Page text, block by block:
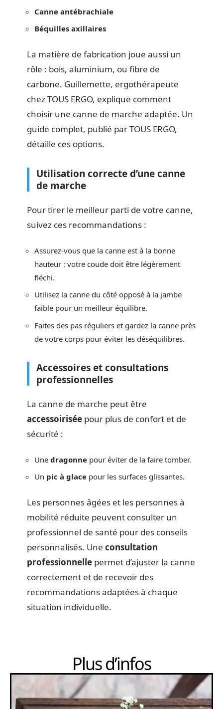
Canne antébrachiale
Béquilles axillaires
La matière de fabrication joue aussi un
rôle : bois, aluminium, ou fibre de
carbone. Guillemette, ergothérapeute
chez TOUS ERGO, explique comment
choisir une canne de marche adaptée. Un
guide complet, publié par TOUS ERGO,
détaille ces options.
Utilisation correcte d’une canne
de marche
Pour tirer le meilleur parti de votre canne,
suivez ces recommandations :
Assurez-vous que la canne est à la bonne
hauteur : votre coude doit être légèrement
fléchi.
Utilisez la canne du côté opposé à la jambe
faible pour un meilleur équilibre.
Faites des pas réguliers et gardez la canne près
de votre corps pour éviter les déséquilibres.
Accessoires et consultations
professionnelles
La canne de marche peut être
accessoirisée pour plus de confort et de
sécurité :
Une dragonne pour éviter de la faire tomber.
Un pic à glace pour les surfaces glissantes.
Les personnes âgées et les personnes à
mobilité réduite peuvent consulter un
professionnel de santé pour des conseils
personnalisés. Une consultation
professionnelle permet d’ajuster la canne
correctement et de recevoir des
recommandations adaptées à chaque
situation individuelle.
Plus d’infos